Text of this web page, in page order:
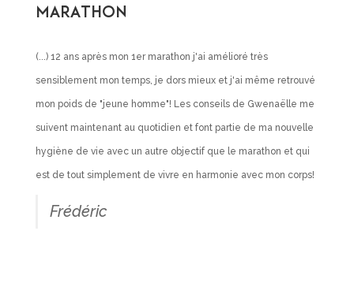
Marathon
(...) 12 ans après mon 1er marathon j'ai amélioré très
sensiblement mon temps, je dors mieux et j'ai même retrouvé
mon poids de "jeune homme"! Les conseils de Gwenaëlle me
suivent maintenant au quotidien et font partie de ma nouvelle
hygiène de vie avec un autre objectif que le marathon et qui
est de tout simplement de vivre en harmonie avec mon corps!
Frédéric